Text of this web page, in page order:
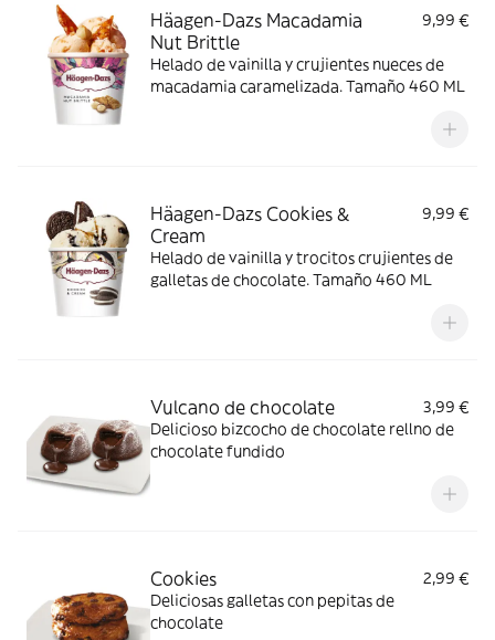
Häagen-Dazs Macadamia
Nut Brittle
9,99 €
Helado de vainilla y crujientes nueces de
macadamia caramelizada. Tamaño 460 ML
Häagen-Dazs Cookies &
Cream
9,99 €
Helado de vainilla y trocitos crujientes de
galletas de chocolate. Tamaño 460 ML
Vulcano de chocolate
3,99 €
Delicioso bizcocho de chocolate rellno de
chocolate fundido
Cookies
2,99 €
Deliciosas galletas con pepitas de
chocolate